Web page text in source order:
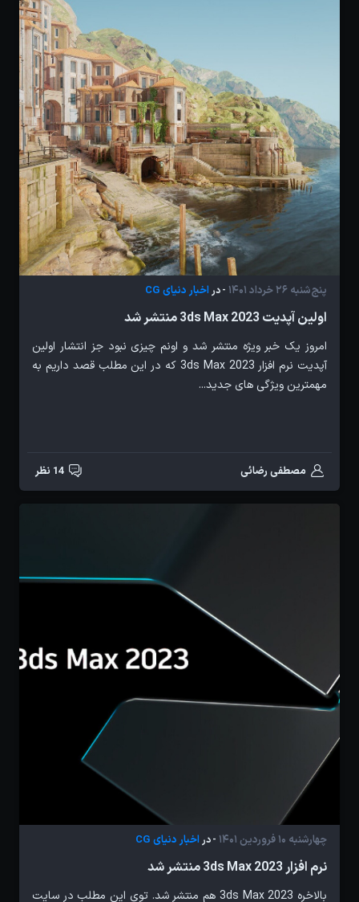
پنج‌شنبه 26 خرداد 1401 - دراخبار دنیای CG
اولین آپدیت 3ds Max 2023 منتشر شد
امروز یک خبر ویژه منتشر شد و اونم چیزی نبود جز انتشار اولین
آپدیت نرم افزار 3ds Max 2023 که در این مطلب قصد داریم به
مهمترین ویژگی های جدید...
مصطفی رضائی 14 نظر
چهارشنبه 10 فروردین 1401 - دراخبار دنیای CG
نرم افزار 3ds Max 2023 منتشر شد
بالاخره 3ds Max 2023 هم منتشر شد. توی این مطلب در سایت